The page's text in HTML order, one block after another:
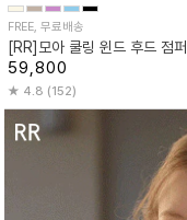
FREE, 무료배송
[RR]모아 쿨링 윈드 후드 점퍼
59,800
4.8 (152)